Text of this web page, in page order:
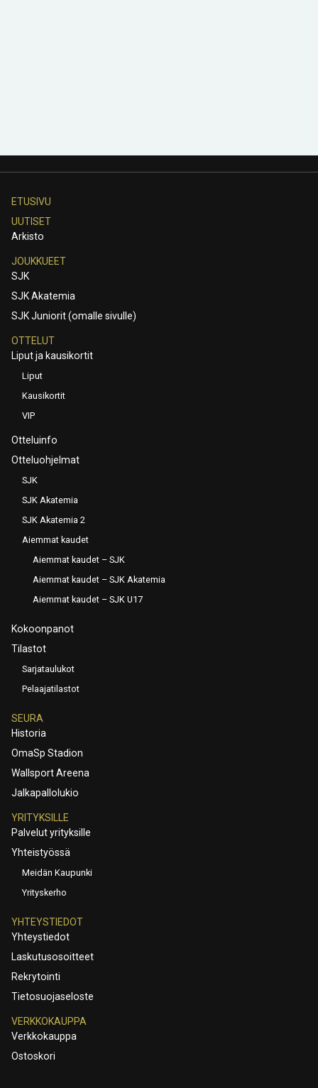
ETUSIVU
UUTISET
Arkisto
JOUKKUEET
SJK
SJK Akatemia
SJK Juniorit (omalle sivulle)
OTTELUT
Liput ja kausikortit
Liput
Kausikortit
VIP
Otteluinfo
Otteluohjelmat
SJK
SJK Akatemia
SJK Akatemia 2
Aiemmat kaudet
Aiemmat kaudet – SJK
Aiemmat kaudet – SJK Akatemia
Aiemmat kaudet – SJK U17
Kokoonpanot
Tilastot
Sarjataulukot
Pelaajatilastot
SEURA
Historia
OmaSp Stadion
Wallsport Areena
Jalkapallolukio
YRITYKSILLE
Palvelut yrityksille
Yhteistyössä
Meidän Kaupunki
Yrityskerho
YHTEYSTIEDOT
Yhteystiedot
Laskutusosoitteet
Rekrytointi
Tietosuojaseloste
VERKKOKAUPPA
Verkkokauppa
Ostoskori